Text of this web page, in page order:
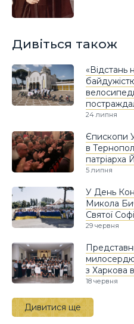
Дивіться також
«Відстань
24 липня
Єпископи
в
патріарха
5 липня
У День
Микола
Святої
29 червня
милосердю
з Харкова
18 червня
Дивитися ще